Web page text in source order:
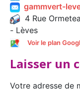
gammvert-
4 Rue
- Lèves
Voir le plan
Laisser un
Votre adresse de